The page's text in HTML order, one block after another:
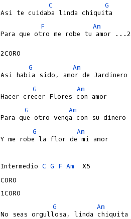
C
G
F
Am
Para que otro me robe tu amor ...2
G
Am
G
Am
G
Am
G
Am
Y me robe la flor de mi amor
Intermedio C G F Am
  X5
CORO
G
Am